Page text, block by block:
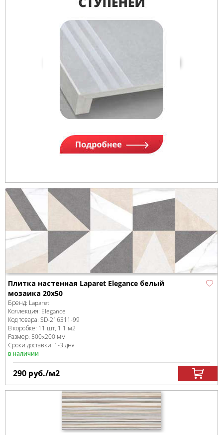
Плитка настенная Laparet Elegance белый
мозаика 20х50
Бренд: Laparet
Коллекция: Elegance
Код товара: SD-216311-99
В коробке: 11 шт, 1.1 м2
Размер: 500x200 мм
Сроки доставки: 1-3 дня
в наличии
290 руб./м2